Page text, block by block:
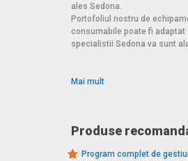
ales Sedona.
Portofoliul nostru de
consumabile poate fi
specialistii Sedona va sunt
Mai mult
Produse
Program complet de